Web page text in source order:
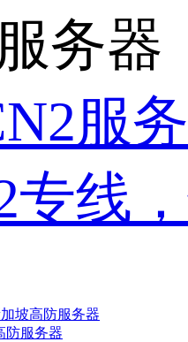
务器
服
专线
坡高防服务器
防服务器